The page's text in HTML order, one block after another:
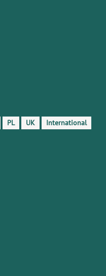
PL UK International